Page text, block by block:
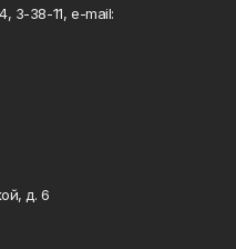
3-38-11, e-mail:
д. 6